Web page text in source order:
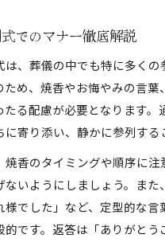
でのマナー徹底解説
は、葬儀の中でも特に多くの
ため、焼香やお悔やみの言葉
たる配慮が必要となります。
寄り添い、静かに参列する
焼香のタイミングや順序に注
ないようにしましょう。また
様でした」など、定型的な言
的です。返答は「ありがとう